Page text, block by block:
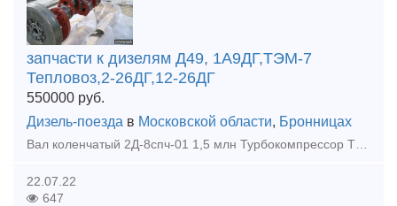
запчасти к дизелям Д49, 1А9ДГ,ТЭМ-7
Тепловоз,2-26ДГ,12-26ДГ
550000 руб.
Дизель-поезда в Московской области, Бронницах
22.07.22
647